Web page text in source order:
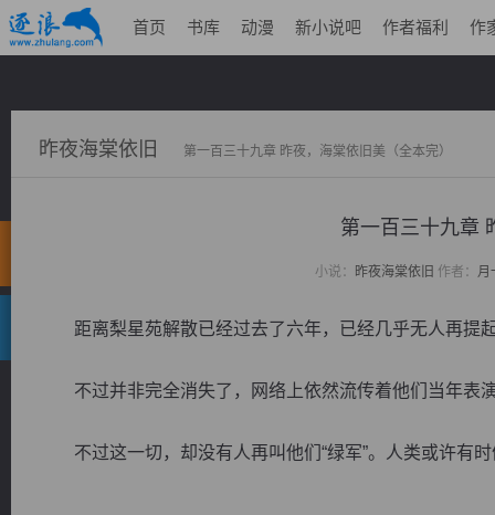
首页 书库 动漫 新小说吧 作者福利 作
昨夜海棠依旧 第一百三十九章 昨夜，海棠依旧美（全本完）
第一百三十九章
小说： 昨夜海棠依旧 作者： 月
距离梨星苑解散已经过去了六年，已经几乎无人再提
不过并非完全消失了，网络上依然流传着他们当年表演
不过这一切，却没有人再叫他们“绿军”。人类或许有时